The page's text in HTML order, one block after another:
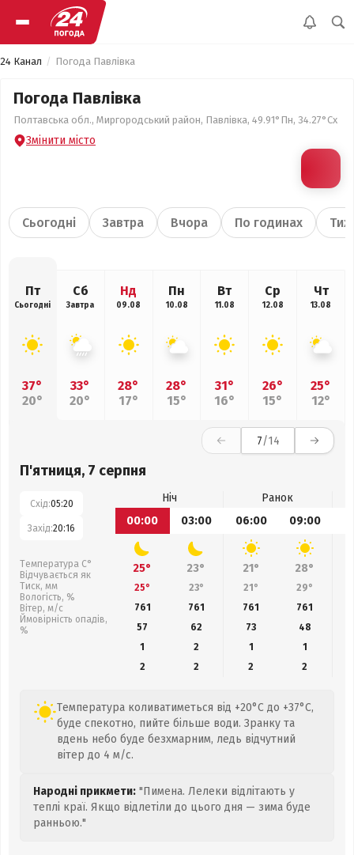
24 Канал Погода Павлівка
Погода Павлівка
Полтавська обл., Миргородський район, Павлівка, 49.91°Пн, 34.27°Сх
Змінити місто
Сьогодні Завтра Вчора По годинах
Пт
Сьогодні
37°
20°
Сб
Завтра
33°
20°
Нд
09.08
28°
17°
Пн
10.08
28°
15°
Вт
11.08
31°
16°
Ср
12.08
26°
15°
Чт
13.08
25°
12°
7/14
П'ятниця, 7 серпня
Схід:05:20
Захід:20:16
Температура С°
Відчувається як
Тиск, мм
Вологість, %
Вітер, м/с
Ймовірність опадів,
%
Ніч
Ранок
00:00
03:00 06:00 09:00
25° 23° 21° 28°
25° 23° 21° 29°
761
761 761 761
57
62 73 48
1
2 1
1
2
2 2 2
Температура коливатиметься від +20°C до +37°C,
буде спекотно, пийте більше води. Зранку та
вдень небо буде безхмарним, ледь відчутний
вітер до 4 м/с.
Народні прикмети: "Пимена. Лелеки відлітають у
теплі краї. Якщо відлетіли до цього дня — зима буде
ранньою."